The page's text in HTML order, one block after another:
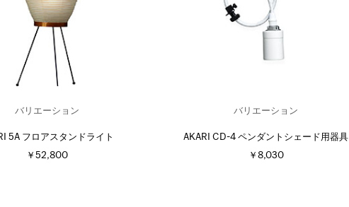
バリエーション
5A フロアスタンドライト
￥52,800
バリエーション
AKARI CD-4 ペンダントシェード用器具
￥8,030